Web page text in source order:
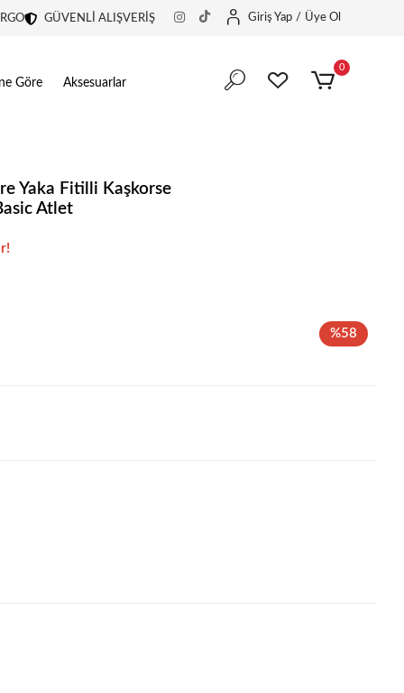
GÜVENLİ ALIŞVERİŞ Giriş Yap / Üye Ol
Göre Aksesuarlar
0
Yaka Fitilli Kaşkorse
Atlet
harika bir tercih.
%58